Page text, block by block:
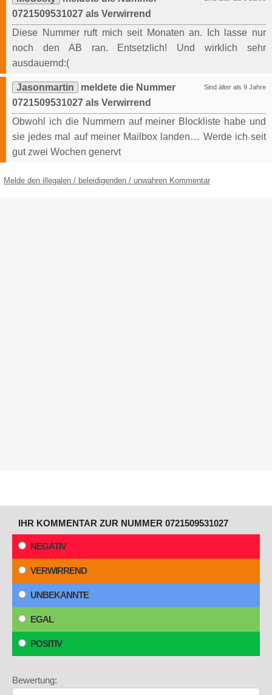
0721509531027 als Verwirrend
Diese Nummer ruft mich seit Monaten an. Ich lasse nur
noch den AB ran. Entsetzlich! Und wirklich sehr
ausdauernd:(
Sind älter als 9 Jahre
Jasonmartin
meldete die Nummer
0721509531027 als Verwirrend
Obwohl ich die Nummern auf meiner Blockliste habe und
sie jedes mal auf meiner Mailbox landen… Werde ich seit
gut zwei Wochen genervt
Melde den illegalen / beleidigenden / unwahren Kommentar
IHR KOMMENTAR ZUR NUMMER 0721509531027
NEGATIV
VERWIRREND
UNBEKANNTE
EGAL
POSITIV
Bewertung: